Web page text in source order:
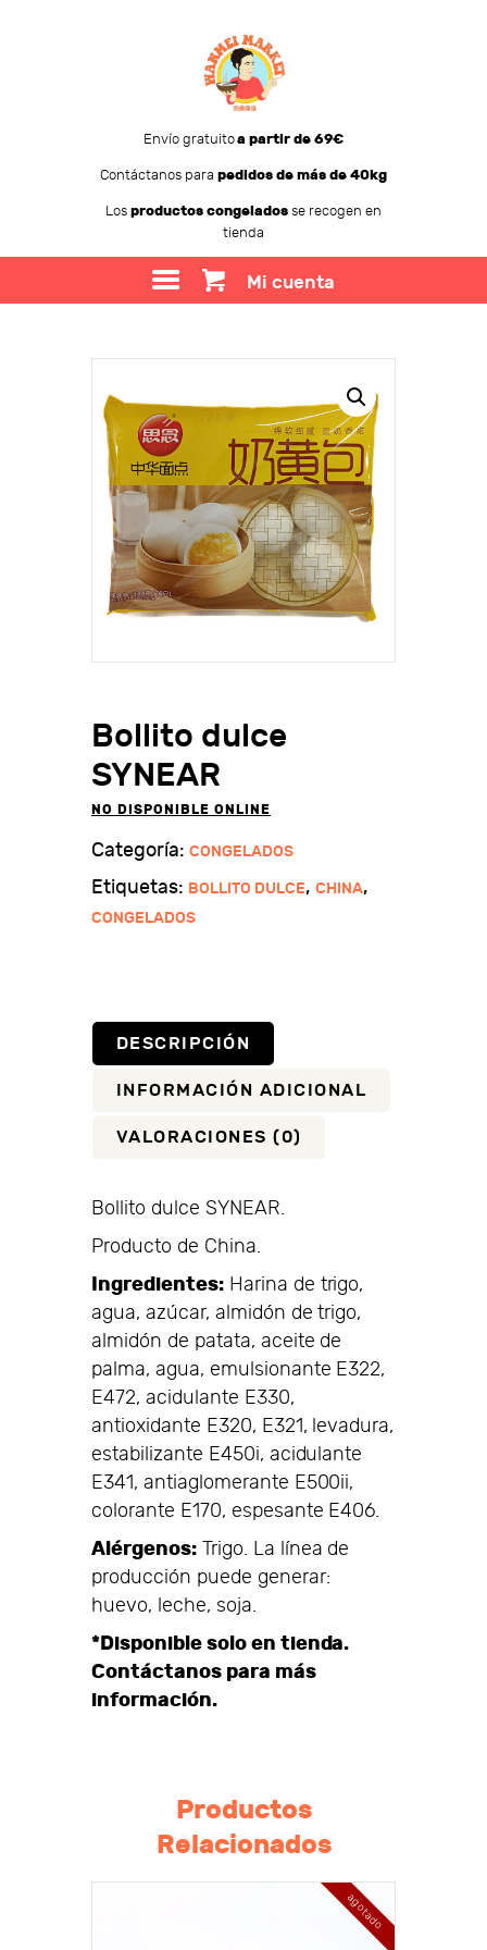
Envío gratuitoa partir de 69€
Contáctanos parapedidos de más de 40kg
Losproductos congeladosse recogen en
tienda
Mi cuenta
WANMEI MARKET
SOBRE WANMEI
Bollito dulce
SYNEAR
NO DISPONIBLE ONLINE
Categoría: CONGELADOS
Etiquetas: BOLLITO DULCE, CHINA,
CONGELADOS
DESCRIPCIÓN
INFORMACIÓN ADICIONAL
VALORACIONES (0)
Bollito dulce SYNEAR.
Producto de China.
Ingredientes:Harina de trigo,
agua, azúcar, almidón de trigo,
almidón de patata, aceite de
palma, agua, emulsionante E322,
E472, acidulante E330,
antioxidante E320, E321, levadura,
estabilizante E450i, acidulante
E341, antiaglomerante E500ii,
colorante E170, espesante E406.
Alérgenos:Trigo. La línea de
producción puede generar:
huevo, leche, soja.
*Disponible solo en tienda.
Contáctanos para más
información.
Productos
Relacionados
agotado